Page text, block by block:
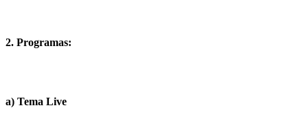
2. Programas:
a) Tema Live